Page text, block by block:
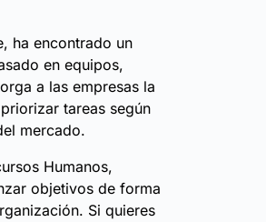
ha encontrado un
en equipos,
a las empresas la
tareas según
mercado.
Humanos,
objetivos de forma
Si quieres